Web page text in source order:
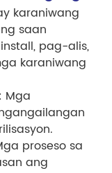
karaniwang
saan
pag-alis,
karaniwang
Mga
proseso sa
ang